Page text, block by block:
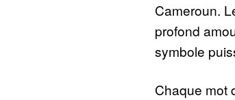
Cameroun.
profond
symbole
Chaque mot